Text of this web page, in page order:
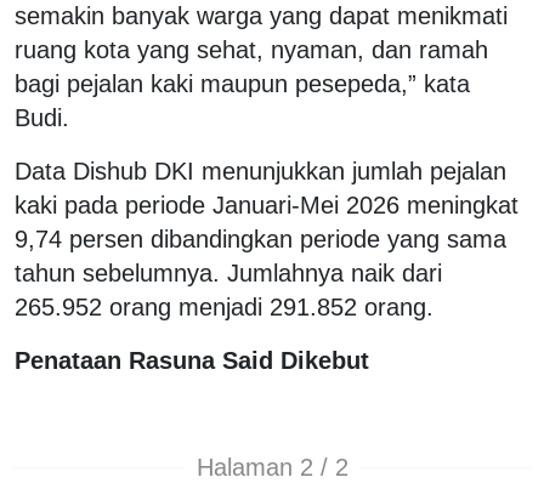
semakin banyak warga yang dapat menikmati
ruang kota yang sehat, nyaman, dan ramah
bagi pejalan kaki maupun pesepeda,” kata
Budi.
Data Dishub DKI menunjukkan jumlah pejalan
kaki pada periode Januari-Mei 2026 meningkat
9,74 persen dibandingkan periode yang sama
tahun sebelumnya. Jumlahnya naik dari
265.952 orang menjadi 291.852 orang.
Penataan Rasuna Said Dikebut
Halaman 2 / 2